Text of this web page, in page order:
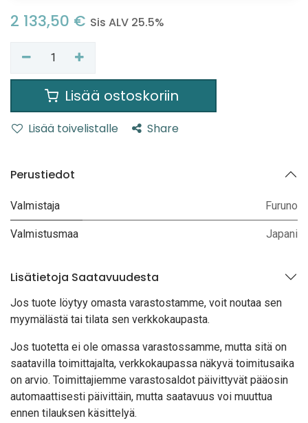
2 133,50 € Sis ALV 25.5%
Lisää ostoskoriin
Lisää toivelistalle Share
Perustiedot
Valmistaja Furuno
Valmistusmaa Japani
Lisätietoja Saatavuudesta
Jos tuote löytyy omasta varastostamme, voit noutaa sen
myymälästä tai tilata sen verkkokaupasta.
Jos tuotetta ei ole omassa varastossamme, mutta sitä on
saatavilla toimittajalta, verkkokaupassa näkyvä toimitusaika
on arvio. Toimittajiemme varastosaldot päivittyvät pääosin
automaattisesti päivittäin, mutta saatavuus voi muuttua
ennen tilauksen käsittelyä.